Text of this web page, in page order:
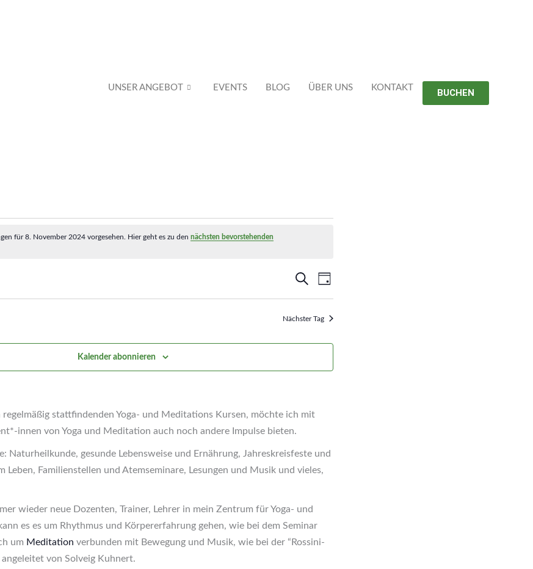
UNSER ANGEBOT EVENTS BLOG ÜBER UNS KONTAKT BUCHEN
für 8. November 2024 vorgesehen. Hier geht es zu dennächsten bevorstehenden
Veranstaltungen
Ansichten,
Suche Veranstaltung
Tag
Nächster Tag
Kalender abonnieren
regelmäßig stattfindenden Yoga- und Meditations Kursen, möchte ich mit
innen von Yoga und Meditation auch noch andere Impulse bieten.
Naturheilkunde, gesunde Lebensweise und Ernährung, Jahreskreisfeste und
Leben, Familienstellen und Atemseminare, Lesungen und Musik und vieles,
wieder neue Dozenten, Trainer, Lehrer in mein Zentrum für Yoga- und
es es um Rhythmus und Körpererfahrung gehen, wie bei dem Seminar
um Meditation verbunden mit Bewegung und Musik, wie bei der “Rossini-
von Solveig Kuhnert.